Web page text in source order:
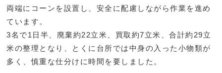
両端にコーンを設置し、安全に配慮しながら作業を進め
ています。
3名で1日半、廃棄約22立米、買取約7立米、合計約29立
米の整理となり、とくに台所では中身の入った小物類が
多く、慎重な仕分けに時間を要しました。